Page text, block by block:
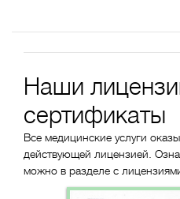
Наши
сертификаты
Все медицинские услуги
действующей лицензией.
можно в разделе с